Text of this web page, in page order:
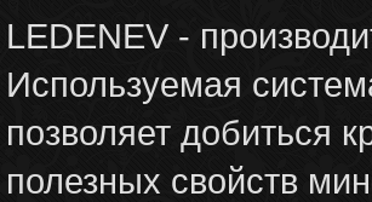
LEDENEV -
Используемая
позволяет добиться
полезных свойств